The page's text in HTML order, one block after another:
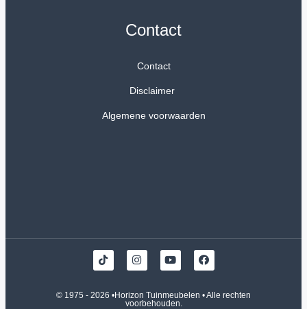
Contact
Contact
Disclaimer
Algemene voorwaarden
© 1975 - 2026 •Horizon Tuinmeubelen • Alle rechten
voorbehouden.